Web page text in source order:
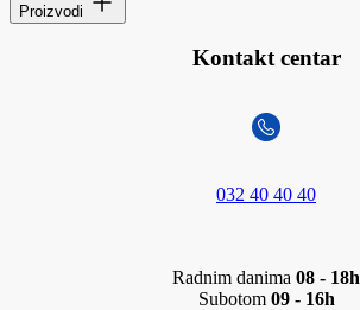
Proizvodi
Kontakt centar
032 40 40 40
Radnim danima 08 - 18h
Subotom 09 - 16h